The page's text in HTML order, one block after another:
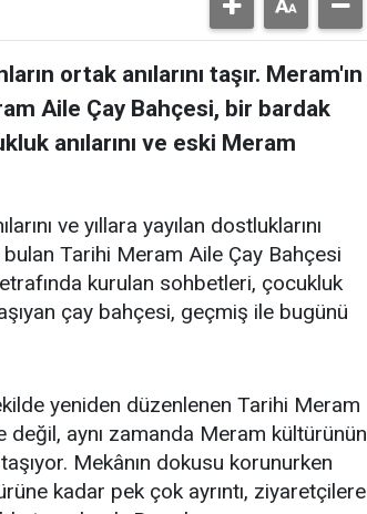
ortak anılarını taşır. Meram'ın
Aile Çay Bahçesi, bir bardak
anılarını ve eski Meram
ve yıllara yayılan dostluklarını
Tarihi Meram Aile Çay Bahçesi
kurulan sohbetleri, çocukluk
çay bahçesi, geçmiş ile bugünü
yeniden düzenlenen Tarihi Meram
aynı zamanda Meram kültürünün
Mekânın dokusu korunurken
kadar pek çok ayrıntı, ziyaretçilere